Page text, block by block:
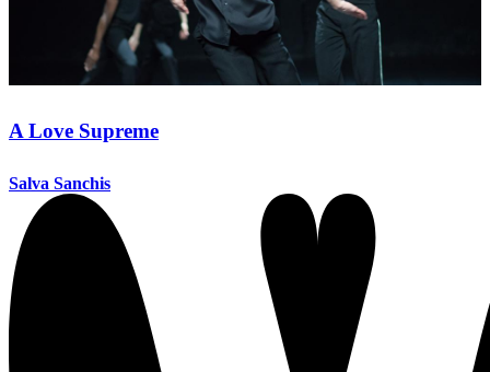
A Love Supreme
Salva Sanchis